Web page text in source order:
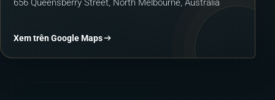
656 Queensberry Street, North Melbourne, Australia
Xem trên Google Maps